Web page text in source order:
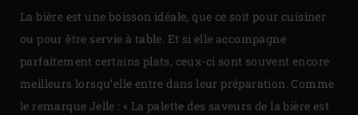
La bière est une boisson idéale, que ce soit pour cuisiner
ou pour être servie à table. Et si elle accompagne
parfaitement certains plats, ceux-ci sont souvent encore
meilleurs lorsqu’elle entre dans leur préparation. Comme
le remarque Jelle : « La palette des saveurs de la bière est